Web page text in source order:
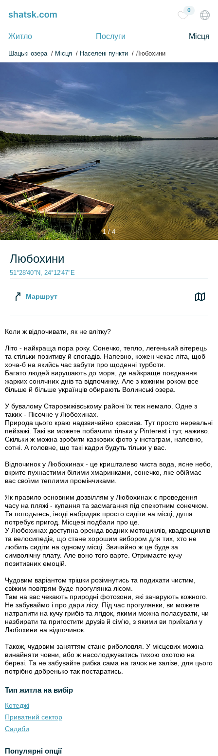
Житло Послуги Місця
0
Шацькі озера Місця Населені пункти Любохини
Любохини
51°28′40″N, 24°12′47″E
Маршрут
1 / 4
Коли ж відпочивати, як не влітку?
Літо - найкраща пора року. Сонечко, тепло, легенький вітерець
та стільки позитиву й спогадів. Напевно, кожен чекає літа, щоб
хоча-б на якийсь час забути про щоденні турботи.
Багато людей вирушають до моря, де найкраще поєднання
жарких сонячних днів та відпочинку. Але з кожним роком все
більше й більше українців обирають Волинські озера.
У бувалому Старовижівському районі їх теж немало. Одне з
таких - Пісочне у Любохинах.
Природа цього краю надзвичайно красива. Тут просто нереальні
пейзажі. Такі ви можете побачити тільки у Pinterest і тут, наживо.
Скільки ж можна зробити казкових фото у інстаграм, напевно,
сотні. А головне, що такі кадри будуть тільки у вас.
Відпочинок у Любохинах - це кришталево чиста вода, ясне небо,
вкрите пухнастими білими хмаринками, сонечко, яке обіймає
вас своїми теплими промінчиками.
Як правило основним дозвіллям у Любохинах є проведення
часу на пляжі - купання та засмагання під спекотним сонечком.
Та погодьтесь, іноді набридає просто сидіти на місці; душа
потребує пригод. Місцеві подбали про це.
У Любохинах доступна оренда водних мотоциклів, квадроциклів
та велосипедів, що стане хорошим вибором для тих, хто не
любить сидіти на одному місці. Звичайно ж це буде за
символічну плату. Але воно того варте. Отримаєте кучу
позитивних емоцій.
Чудовим варіантом трішки розімнутись та подихати чистим,
свіжим повітрям буде прогулянка лісом.
Там на вас чекають природні фотозони, які зачарують кожного.
Не забуваймо і про дари лісу. Під час прогулянки, ви можете
натрапити на кучу грибів та ягідок, якими можна поласувати, чи
назбирати та пригостити друзів й сім'ю, з якими ви приїхали у
Любохини на відпочинок.
Також, чудовим заняттям стане риболовля. У місцевих можна
винайняти човни, або ж насолоджуватись тихою охотою на
березі. Та не забувайте рибка сама на гачок не залізе, для цього
потрібно добренько так постаратись.
Тип житла на вибір
Котеджі
Приватний сектор
Садиби
Популярні опції